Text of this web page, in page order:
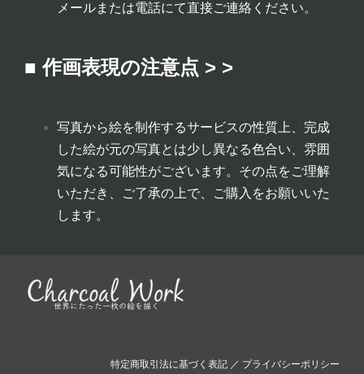
メールまたは電話にて直接ご連絡ください。
■ 作画表現の注意点 > >
写真から絵を制作するサービスの性質上、完成
した絵が元の写真とは少し異なる色合い、雰囲
気になる可能性がございます。その点をご理解
いただき、ご了承の上で、ご購入をお願いいた
します。
特定商取引法に基づく表記 ／ プライバシーポリシー